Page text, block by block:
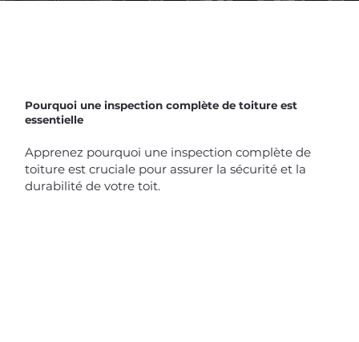
Pourquoi une inspection complète de toiture est
essentielle
Apprenez pourquoi une inspection complète de
toiture est cruciale pour assurer la sécurité et la
durabilité de votre toit.